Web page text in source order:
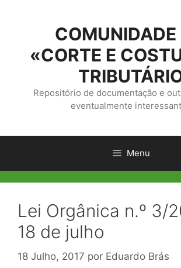
conteúdo
COMUNIDADE
«CORTE E
Repositório de documentação e
eventualmente
Menu
Lei Orgânica n.º 3/
18 de julho
18 Julho, 2017 por Eduardo Brás